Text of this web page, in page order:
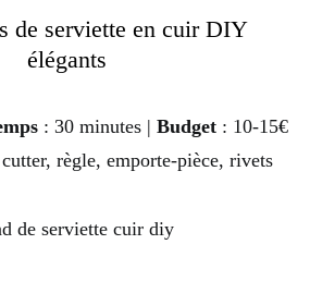
de serviette en cuir DIY
élégants
: 30 minutes | Budget: 10-15€
règle, emporte-pièce, rivets